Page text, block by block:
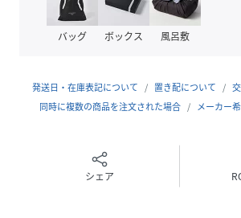
性別タイプ レディース
素材
表地: 毛98%, ポリウレタン
バッグ ボックス 風呂敷
発送日・在庫表記について 置き配について
同時に複数の商品を注文された場合
メーカー
シェア